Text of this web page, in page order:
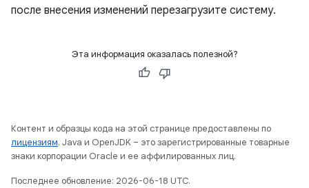
после внесения изменений перезагрузите систему.
Эта информация оказалась полезной?
Контент и образцы кода на этой странице предоставлены по
лицензиям. Java и OpenJDK – это зарегистрированные товарные
знаки корпорации Oracle и ее аффилированных лиц.
Последнее обновление: 2026-06-18 UTC.